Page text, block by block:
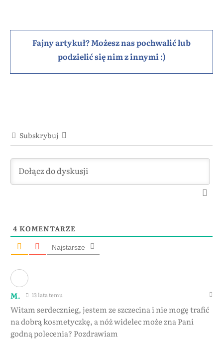
Fajny artykuł? Możesz nas pochwalić lub
podzielić się nim z innymi :)
Subskrybuj
4 KOMENTARZE
Najstarsze
M. 13 lata temu
Witam serdecznieg, jestem ze szczecina i nie mogę trafić
na dobrą kosmetyczkę, a nóż widelec może zna Pani
godną polecenia? Pozdrawiam